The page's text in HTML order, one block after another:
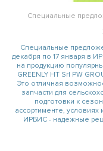
Специальные
Специальные
декабря по 17 января в
на продукцию
GREENLY HT Srl PW
Это отличная
запчасти для
подготовки к
ассортименте,
ИРБИС - надежные